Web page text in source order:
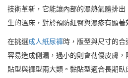
技術革新，它能讓內部的濕熱氣體排
生的溫床，對於預防紅臀與濕疹有顯著
在挑選成人紙尿褲時，版型與尺寸的
容易造成側漏，過小的則會勒傷皮膚
貼型與褲型兩大類。黏貼型適合長期